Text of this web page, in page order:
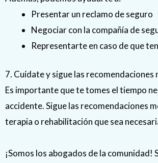
Presentar un reclamo de seguro
Negociar con la compañía de
Representarte en caso de que
7. Cuídate y sigue las recomendaciones
Es importante que te tomes el tiempo
accidente. Sigue las recomendaciones
terapia o rehabilitación que sea
¡Somos los abogados de la